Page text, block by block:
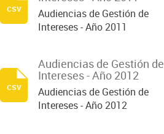
Audiencias de Gestión de
Intereses - Año 2011
csv
Audiencias de Gestión de
Intereses - Año 2012
Audiencias de Gestión de
Intereses - Año 2012
csv